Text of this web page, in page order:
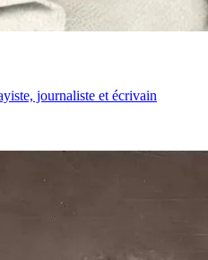
journaliste et écrivain